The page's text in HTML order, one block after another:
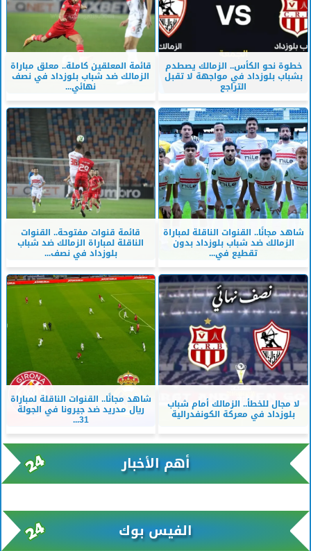
خطوة نحو الكأس.. الزمالك يصطدم
بشباب بلوزداد في مواجهة لا تقبل
التراجع
قائمة المعلقين كاملة.. معلق مباراة
الزمالك ضد شباب بلوزداد في نصف
نهائي...
شاهد مجانًا.. القنوات الناقلة لمباراة
الزمالك ضد شباب بلوزداد بدون
تقطيع في...
قائمة قنوات مفتوحة.. القنوات
الناقلة لمباراة الزمالك ضد شباب
بلوزداد في نصف...
لا مجال للخطأ.. الزمالك أمام شباب
بلوزداد في معركة الكونفدرالية
شاهد مجانًا.. القنوات الناقلة لمباراة
ريال مدريد ضد جيرونا في الجولة
31...
أهم الأخبار
الفيس بوك